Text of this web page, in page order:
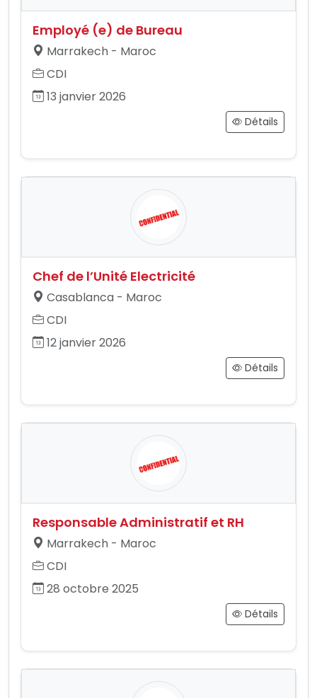
Employé (e) de Bureau
Marrakech - Maroc
CDI
13 janvier 2026
Détails
Chef de l’Unité Electricité
Casablanca - Maroc
CDI
12 janvier 2026
Détails
Responsable Administratif et RH
Marrakech - Maroc
CDI
28 octobre 2025
Détails